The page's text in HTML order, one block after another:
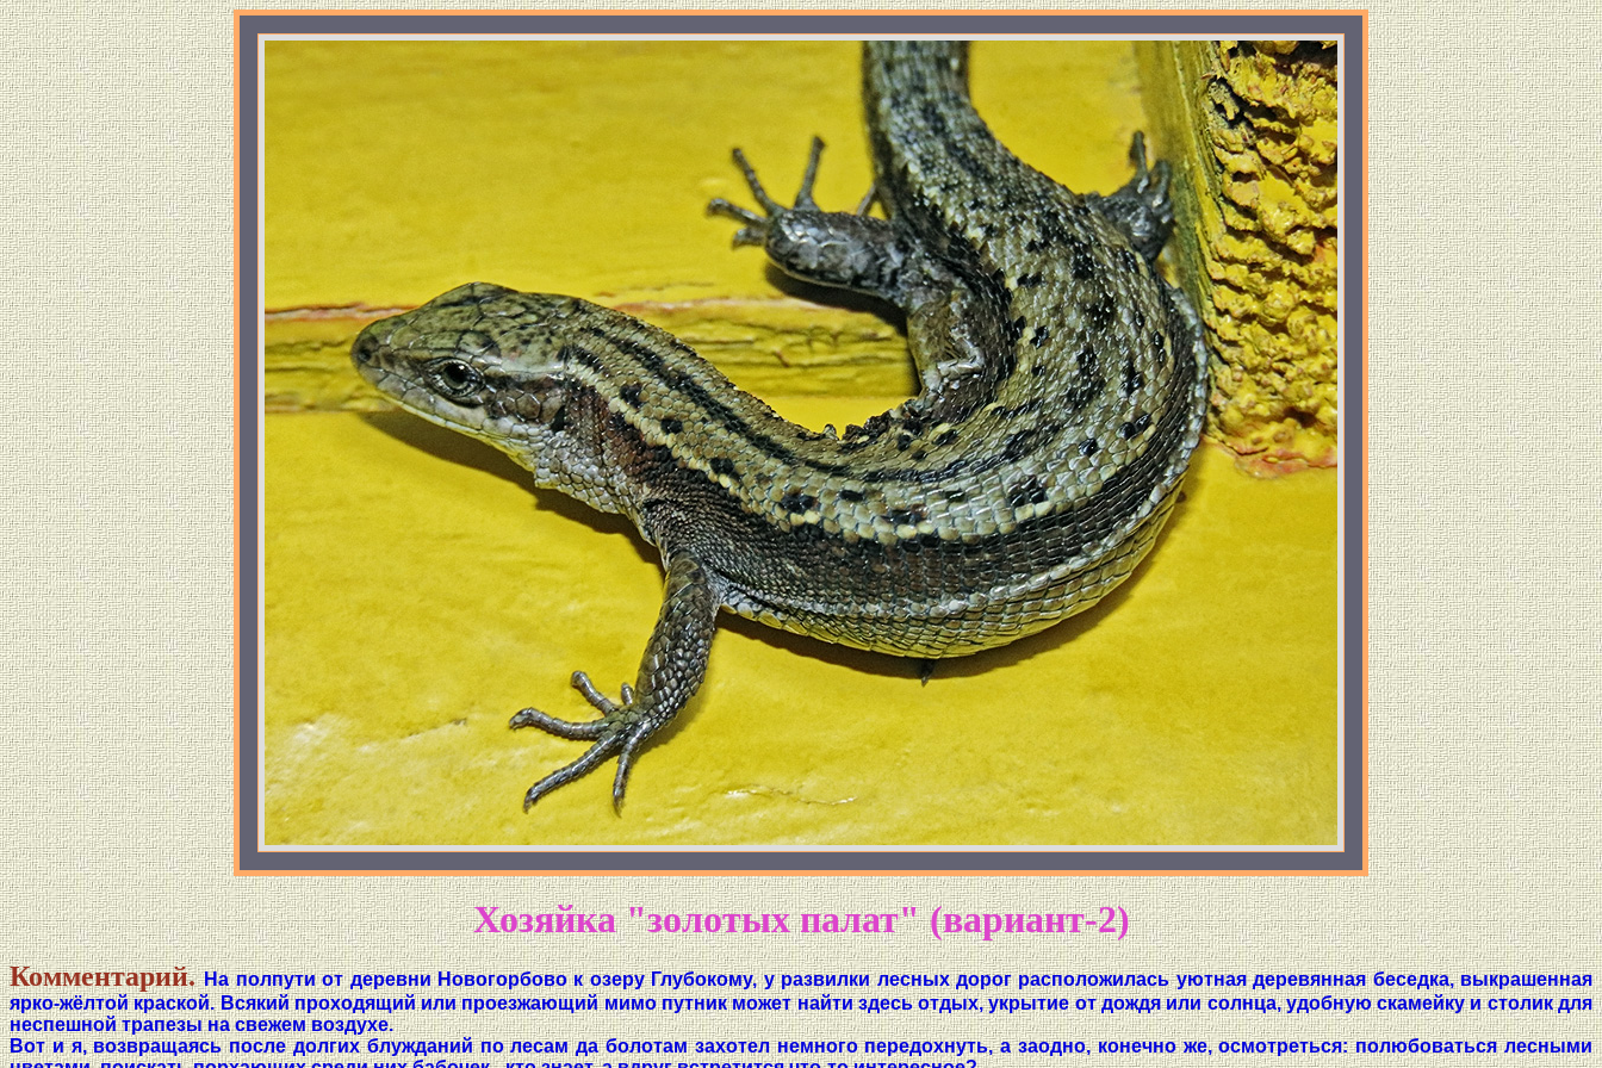
Хозяйка "золотых палат" (вариант-2)
Комментарий.На полпути от деревни Новогорбово к озеру Глубокому, у развилки лесных дорог расположилась уютная деревянная беседка, выкрашенная
ярко-жёлтой краской. Всякий проходящий или проезжающий мимо путник может найти здесь отдых, укрытие от дождя или солнца, удобную скамейку и столик для
неспешной трапезы на свежем воздухе.
Вот и я, возвращаясь после долгих блужданий по лесам да болотам захотел немного передохнуть, а заодно, конечно же, осмотреться: полюбоваться лесными